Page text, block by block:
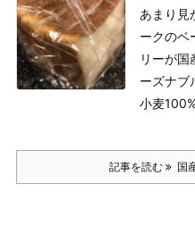
あまり見
ークのベ
リーが国
ーズナブ
小麦
記事を読む 国